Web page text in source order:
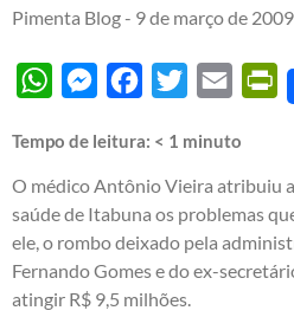
Pimenta Blog - 9 de março de 2009
WhatsAppMessengerFacebook
Twitter Email
Tempo de leitura: < 1 minuto
O médico Antônio Vieira atribuiu
saúde de Itabuna os problemas
ele, o rombo deixado pela
Fernando Gomes e do ex-
atingir R$ 9,5 milhões.